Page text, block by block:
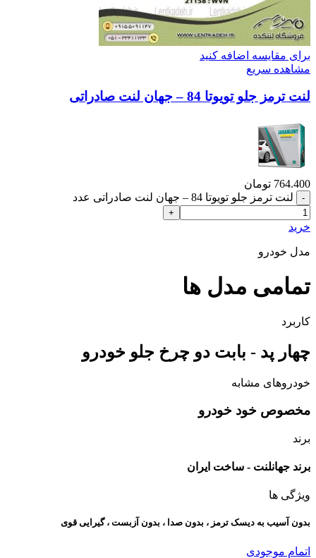
برای مقایسه اضافه کنید
مشاهده سریع
لنت ترمز جلو تویوتا 84 – جهان لنت صادراتی
764.400 تومان
لنت ترمز جلو تویوتا 84 – جهان لنت صادراتی عدد
خرید
مدل خودرو
تمامی مدل ها
کاربرد
چهار پد - بابت دو چرخ جلو خودرو
خودروهای مشابه
مخصوص خود خودرو
برند
برند جهانلنت - ساخت ایران
ویژگی ها
بدون آسیب به دیسک ترمز ، بدون صدا ، بدون آزبست ، گیرایی قوی​
اتمام موجودی